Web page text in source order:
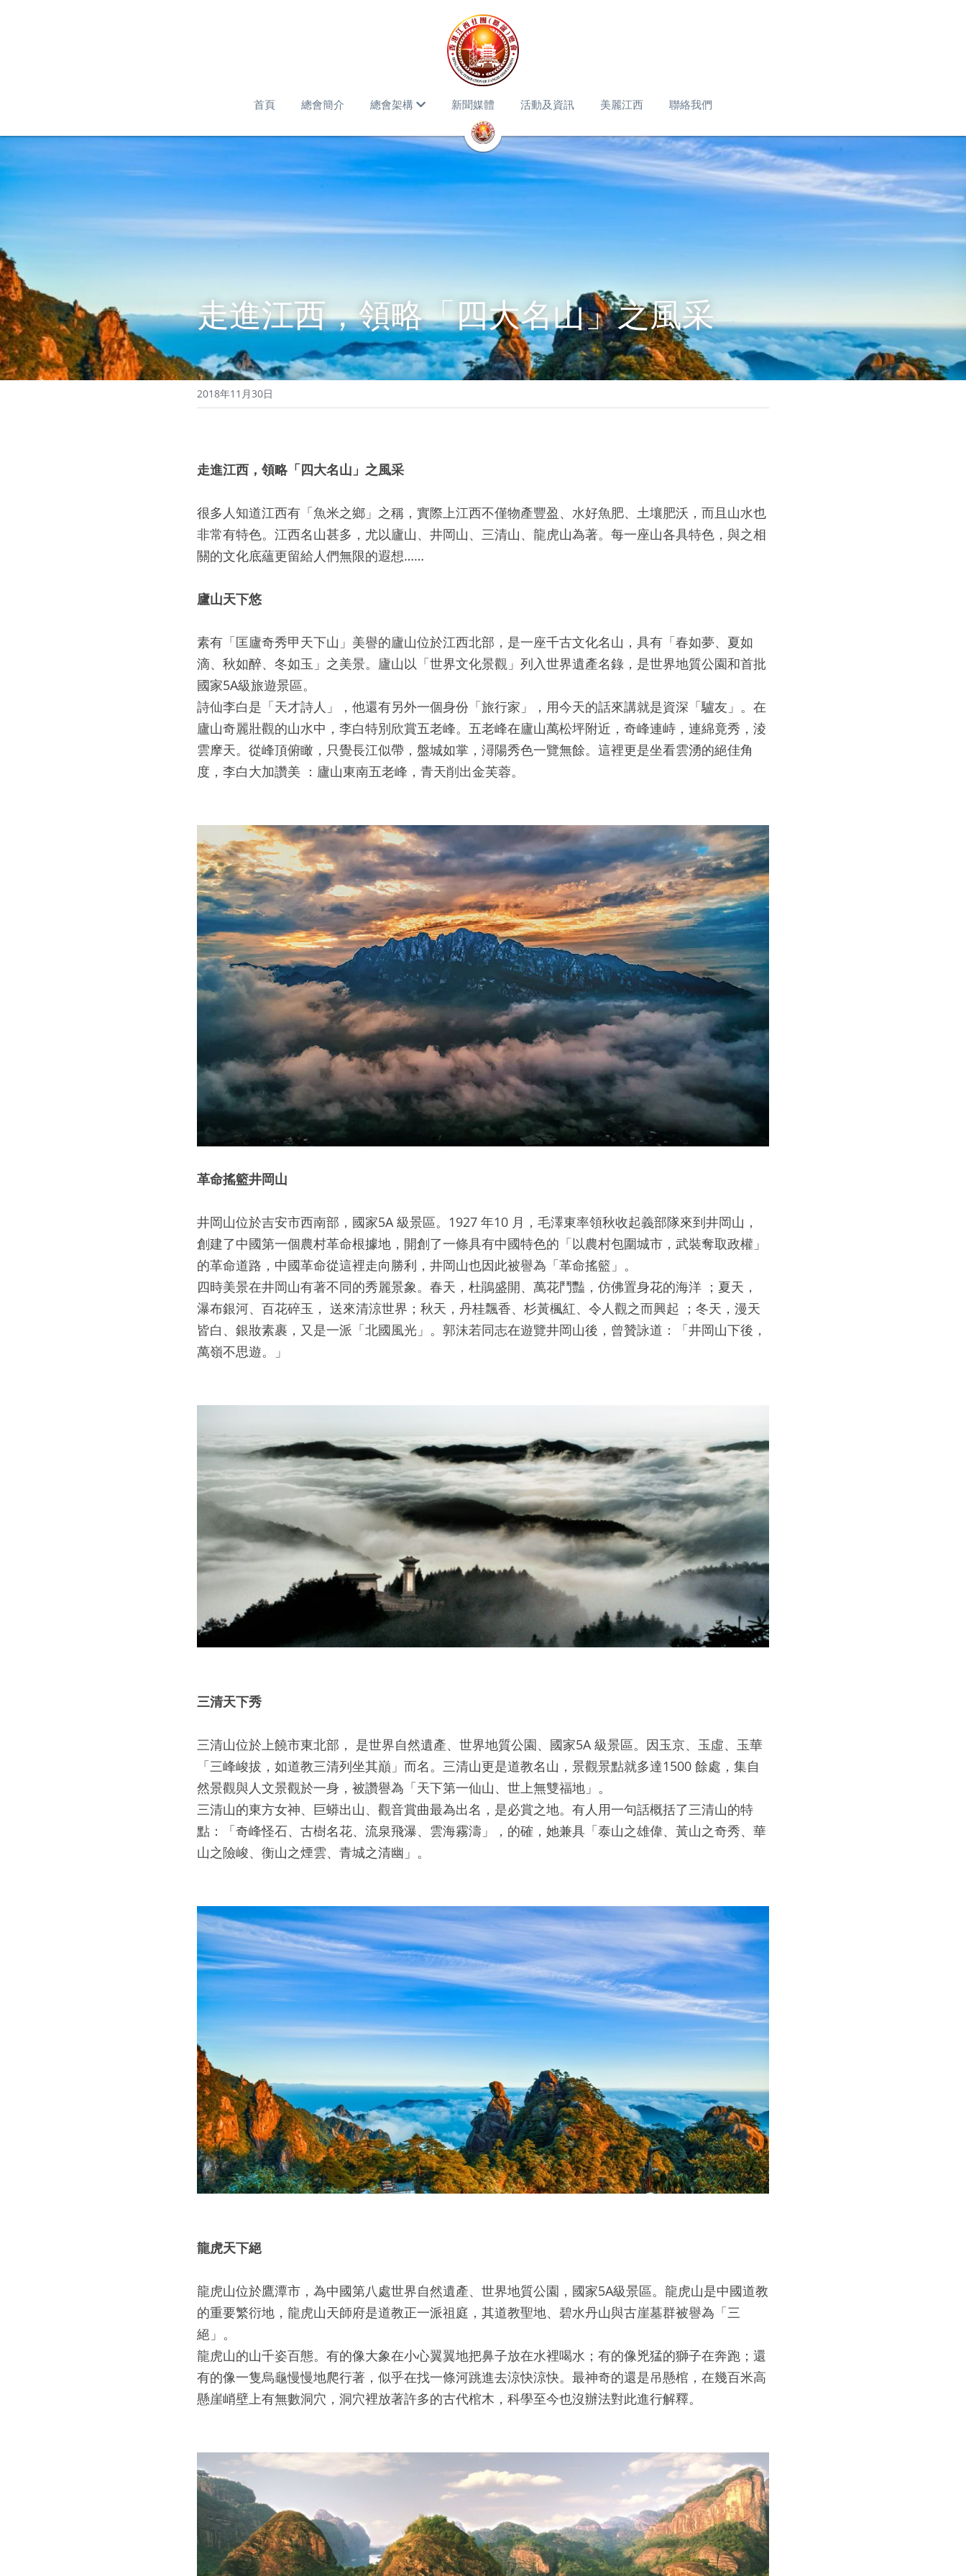
首頁 總會簡介 總會架構 新聞媒體 活動及資訊 美麗江西 聯絡我們
走進江西，領略「四大名山」之風采
2018年11月30日
走進江西，領略「四大名山」之風采
很多人知道江西有「魚米之鄉」之稱，實際上江西不僅物產豐盈、水好魚肥、土壤肥沃，而且山水也
非常有特色。江西名山甚多，尤以廬山、井岡山、三清山、龍虎山為著。每一座山各具特色，與之相
關的文化底蘊更留給人們無限的遐想……
廬山天下悠
素有「匡廬奇秀甲天下山」美譽的廬山位於江西北部，是一座千古文化名山，具有「春如夢、夏如
滴、秋如醉、冬如玉」之美景。廬山以「世界文化景觀」列入世界遺產名錄，是世界地質公園和首批
國家5A級旅遊景區。
詩仙李白是「天才詩人」，他還有另外一個身份「旅行家」，用今天的話來講就是資深「驢友」。在
廬山奇麗壯觀的山水中，李白特別欣賞五老峰。五老峰在廬山萬松坪附近，奇峰連峙，連綿竟秀，淩
雲摩天。從峰頂俯瞰，只覺長江似帶，盤城如掌，潯陽秀色一覽無餘。這裡更是坐看雲湧的絕佳角
度，李白大加讚美 ：廬山東南五老峰，青天削出金芙蓉。
革命搖籃井岡山
井岡山位於吉安市西南部，國家5A 級景區。1927 年10 月，毛澤東率領秋收起義部隊來到井岡山，
創建了中國第一個農村革命根據地，開創了一條具有中國特色的「以農村包圍城市，武裝奪取政權」
的革命道路，中國革命從這裡走向勝利，井岡山也因此被譽為「革命搖籃」。
四時美景在井岡山有著不同的秀麗景象。春天，杜鵑盛開、萬花鬥豔，仿佛置身花的海洋 ；夏天，
瀑布銀河、百花碎玉， 送來清涼世界；秋天，丹桂飄香、杉黃楓紅、令人觀之而興起 ；冬天，漫天
皆白、銀妝素裹，又是一派「北國風光」。郭沫若同志在遊覽井岡山後，曾贊詠道：「井岡山下後，
萬嶺不思遊。」
三清天下秀
三清山位於上饒市東北部， 是世界自然遺產、世界地質公園、國家5A 級景區。因玉京、玉虛、玉華
「三峰峻拔，如道教三清列坐其巔」而名。三清山更是道教名山，景觀景點就多達1500 餘處，集自
然景觀與人文景觀於一身，被讚譽為「天下第一仙山、世上無雙福地」。
三清山的東方女神、巨蟒出山、觀音賞曲最為出名，是必賞之地。有人用一句話概括了三清山的特
點：「奇峰怪石、古樹名花、流泉飛瀑、雲海霧濤」，的確，她兼具「泰山之雄偉、黃山之奇秀、華
山之險峻、衡山之煙雲、青城之清幽」。
龍虎天下絕
龍虎山位於鷹潭市，為中國第八處世界自然遺產、世界地質公園，國家5A級景區。龍虎山是中國道教
的重要繁衍地，龍虎山天師府是道教正一派祖庭，其道教聖地、碧水丹山與古崖墓群被譽為「三
絕」。
龍虎山的山千姿百態。有的像大象在小心翼翼地把鼻子放在水裡喝水；有的像兇猛的獅子在奔跑；還
有的像一隻烏龜慢慢地爬行著，似乎在找一條河跳進去涼快涼快。最神奇的還是吊懸棺，在幾百米高
懸崖峭壁上有無數洞穴，洞穴裡放著許多的古代棺木，科學至今也沒辦法對此進行解釋。